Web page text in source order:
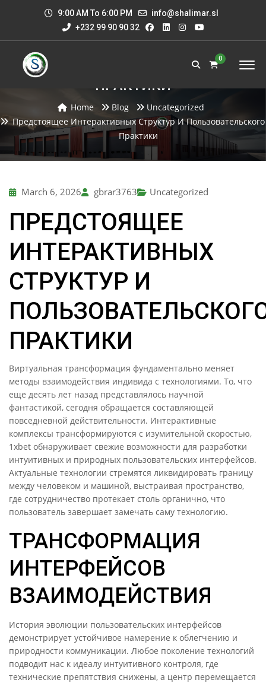
9:00 AM To 6:00 PM
info@shalimar.sl
+232 99 90 90 32
0
ПРЕДСТОЯЩЕЕ ИНТЕРАКТИВНЫХ
СТРУКТУР И ПОЛЬЗОВАТЕЛЬСКОГО
ПРАКТИКИ
Home Blog
Uncategorized
Предстоящее Интерактивных Структур И Пользовательского
Практики
March 6, 2026 gbrar3763 Uncategorized
ПРЕДСТОЯЩЕЕ
ИНТЕРАКТИВНЫХ
СТРУКТУР И
ПРАКТИКИ
Виртуальная трансформация фундаментально меняет
методы взаимодействия индивида с технологиями. То, что
еще десять лет назад представлялось научной
фантастикой, сегодня обращается составляющей
повседневной действительности. Интерактивные
комплексы трансформируются с изумительной скоростью,
1xbet обнаруживает свежие возможности для разработки
интуитивных и природных пользовательских интерфейсов.
Актуальные технологии стремятся ликвидировать границу
между человеком и машиной, выстраивая пространство,
где сотрудничество протекает столь органично, что
пользователь завершает замечать саму технологию.
ТРАНСФОРМАЦИЯ
ИНТЕРФЕЙСОВ
ВЗАИМОДЕЙСТВИЯ
История эволюции пользовательских интерфейсов
демонстрирует устойчивое намерение к облегчению и
природности коммуникации. Любое поколение технологий
подводит нас к идеалу интуитивного контроля, где
технические препятствия снижены, а центр перемещается